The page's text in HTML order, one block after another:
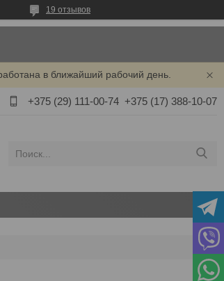
19 отзывов
в ближайший рабочий день.
+375 (29) 111-00-74 +375 (17) 388-10-07